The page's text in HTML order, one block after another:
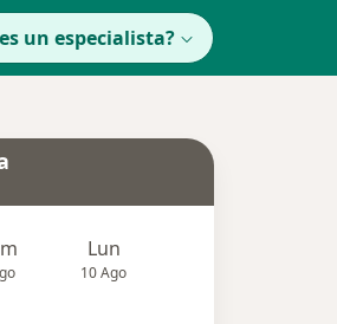
un especialista?
Lun
10 Ago